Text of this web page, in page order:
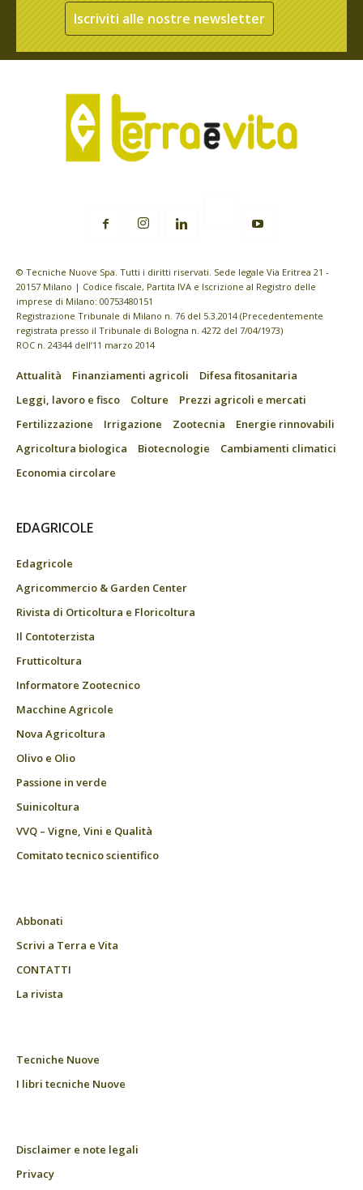
Iscriviti alle nostre newsletter
© Tecniche Nuove Spa. Tutti i diritti riservati. Sede legale Via Eritrea 21 -
20157 Milano | Codice fiscale, Partita IVA e Iscrizione al Registro delle
imprese di Milano: 00753480151
Registrazione Tribunale di Milano n. 76 del 5.3.2014 (Precedentemente
registrata presso il Tribunale di Bologna n. 4272 del 7/04/1973)
ROC n. 24344 dell’11 marzo 2014
Attualità Finanziamenti agricoli
Difesa fitosanitaria
Leggi, lavoro e fisco
Colture
Prezzi agricoli e mercati
Fertilizzazione
Irrigazione Zootecnia
Energie rinnovabili
Agricoltura biologica
Biotecnologie
Cambiamenti climatici
Economia circolare
EDAGRICOLE
Edagricole
Agricommercio & Garden Center
Rivista di Orticoltura e Floricoltura
Il Contoterzista
Frutticoltura
Informatore Zootecnico
Macchine Agricole
Nova Agricoltura
Olivo e Olio
Passione in verde
Suinicoltura
VVQ – Vigne, Vini e Qualità
Comitato tecnico scientifico
Abbonati
Scrivi a Terra e Vita
CONTATTI
La rivista
Tecniche Nuove
I libri tecniche Nuove
Disclaimer e note legali
Privacy